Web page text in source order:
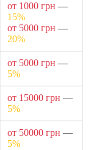
от 1000 грн —
15%
от 5000 грн —
20%
от 5000 грн —
5%
от 15000 грн —
5%
от 50000 грн —
5%